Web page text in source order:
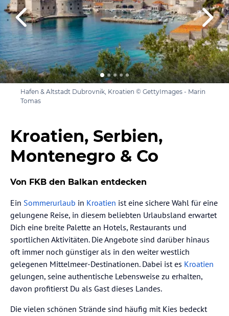
Hafen & Altstadt Dubrovnik, Kroatien © GettyImages - Marin
Tomas
Kroatien, Serbien,
Montenegro & Co
Von FKB den Balkan entdecken
Ein Sommerurlaub in Kroatien ist eine sichere Wahl für eine
gelungene Reise, in diesem beliebten Urlaubsland erwartet
Dich eine breite Palette an Hotels, Restaurants und
sportlichen Aktivitäten. Die Angebote sind darüber hinaus
oft immer noch günstiger als in den weiter westlich
gelegenen Mittelmeer-Destinationen. Dabei ist es Kroatien
gelungen, seine authentische Lebensweise zu erhalten,
davon profitierst Du als Gast dieses Landes.
Die vielen schönen Strände sind häufig mit Kies bedeckt